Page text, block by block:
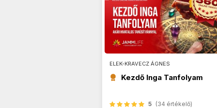
ELEK-KRAVECZ ÁGNES
Kezdő Inga Tanfolyam
5 (34 értékelő)